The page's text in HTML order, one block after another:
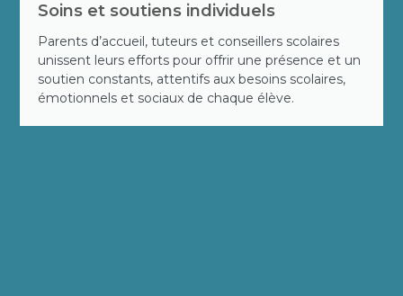
Soins et soutiens individuels
Parents d’accueil, tuteurs et conseillers scolaires
unissent leurs efforts pour offrir une présence et un
soutien constants, attentifs aux besoins scolaires,
émotionnels et sociaux de chaque élève.